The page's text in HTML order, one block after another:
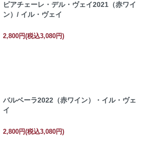
ピアチェーレ・デル・ヴェイ2021（赤ワイ
ン）/ イル・ヴェイ
2,800円(税込3,080円)
バルベーラ2022（赤ワイン）・イル・ヴェ
イ
2,800円(税込3,080円)